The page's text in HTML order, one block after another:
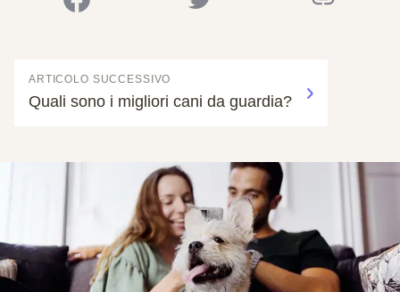
ARTICOLO SUCCESSIVO
Quali sono i migliori cani da guardia?